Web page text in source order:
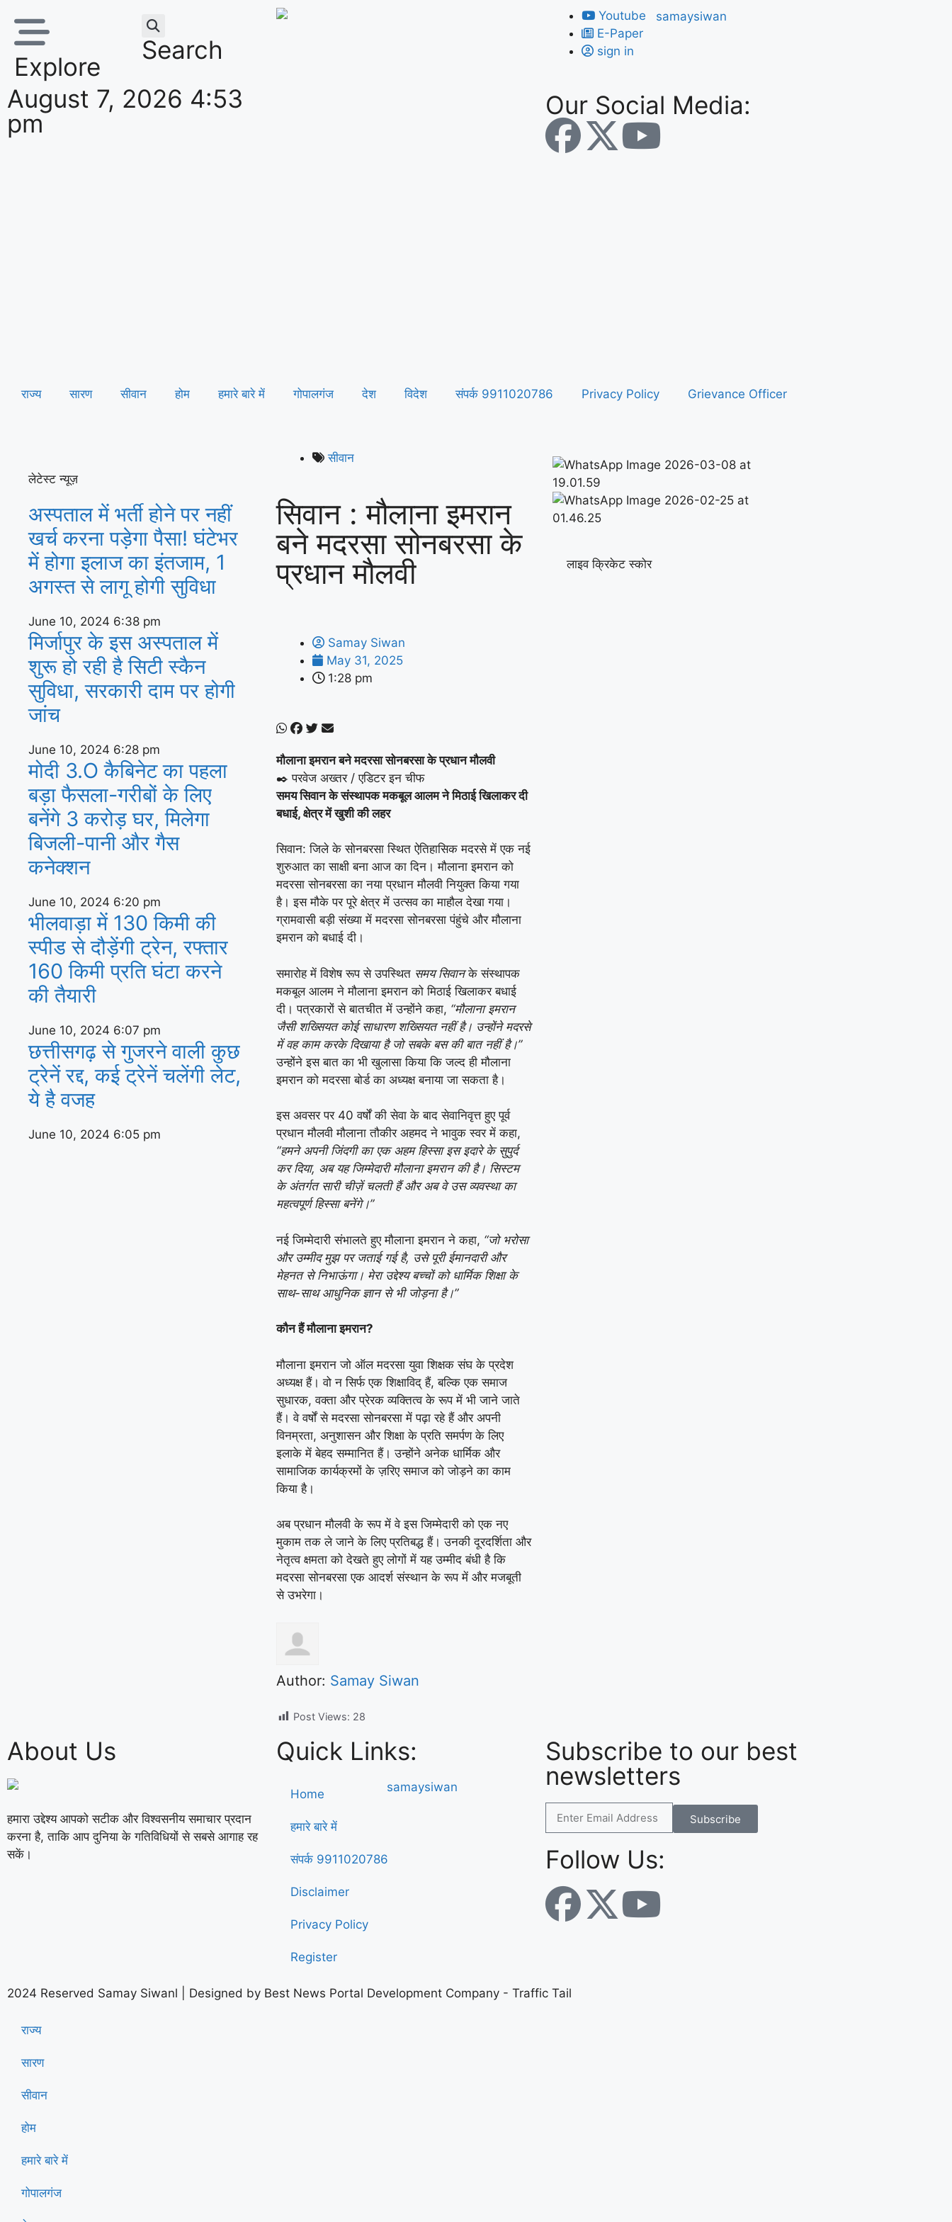
Explore
Search
August 7, 2026 4:53
pm
Youtube
E-Paper
sign in
Our Social Media:
राज्य सारण सीवान होम हमारे बारे में गोपालगंज देश विदेश संपर्क 9911020786 Privacy Policy Grievance Officer
लेटेस्ट न्यूज़
अस्‍पताल में भर्ती होने पर नहीं
खर्च करना पड़ेगा पैसा! घंटेभर
में होगा इलाज का इंतजाम, 1
अगस्‍त से लागू होगी सुविधा
June 10, 2024 6:38 pm
मिर्जापुर के इस अस्पताल में
शुरू हो रही है सिटी स्कैन
सुविधा, सरकारी दाम पर होगी
जांच
June 10, 2024 6:28 pm
मोदी 3.O कैबिनेट का पहला
बड़ा फैसला-गरीबों के ल‍िए
बनेंगे 3 करोड़ घर, म‍िलेगा
बिजली-पानी और गैस
कनेक्‍शन
June 10, 2024 6:20 pm
भीलवाड़ा में 130 किमी की
स्पीड से दौड़ेंगी ट्रेन, रफ्तार
160 किमी प्रति घंटा करने
की तैयारी
June 10, 2024 6:07 pm
छत्तीसगढ़ से गुजरने वाली कुछ
ट्रेनें रद्द, कई ट्रेनें चलेंगी लेट,
ये है वजह
June 10, 2024 6:05 pm
सीवान
सिवान : मौलाना इमरान
बने मदरसा सोनबरसा के
प्रधान मौलवी
Samay Siwan
May 31, 2025
1:28 pm
मौलाना इमरान बने मदरसा सोनबरसा के प्रधान मौलवी
✒️ परवेज अख्तर / एडिटर इन चीफ
समय सिवान के संस्थापक मकबूल आलम ने मिठाई खिलाकर दी
बधाई, क्षेत्र में खुशी की लहर
सिवान: जिले के सोनबरसा स्थित ऐतिहासिक मदरसे में एक नई
शुरुआत का साक्षी बना आज का दिन। मौलाना इमरान को
मदरसा सोनबरसा का नया प्रधान मौलवी नियुक्त किया गया
है। इस मौके पर पूरे क्षेत्र में उत्सव का माहौल देखा गया।
ग्रामवासी बड़ी संख्या में मदरसा सोनबरसा पंहुंचे और मौलाना
इमरान को बधाई दी।
समारोह में विशेष रूप से उपस्थित समय सिवानके संस्थापक
मकबूल आलम ने मौलाना इमरान को मिठाई खिलाकर बधाई
दी। पत्रकारों से बातचीत में उन्होंने कहा, “मौलाना इमरान
जैसी शख्सियत कोई साधारण शख्सियत नहीं है। उन्होंने मदरसे
में वह काम करके दिखाया है जो सबके बस की बात नहीं है।”
उन्होंने इस बात का भी खुलासा किया कि जल्द ही मौलाना
इमरान को मदरसा बोर्ड का अध्यक्ष बनाया जा सकता है।
इस अवसर पर 40 वर्षों की सेवा के बाद सेवानिवृत्त हुए पूर्व
प्रधान मौलवी मौलाना तौकीर अहमद ने भावुक स्वर में कहा,
“हमने अपनी जिंदगी का एक अहम हिस्सा इस इदारे के सुपुर्द
कर दिया, अब यह जिम्मेदारी मौलाना इमरान की है। सिस्टम
के अंतर्गत सारी चीज़ें चलती हैं और अब वे उस व्यवस्था का
महत्वपूर्ण हिस्सा बनेंगे।”
नई जिम्मेदारी संभालते हुए मौलाना इमरान ने कहा, “जो भरोसा
और उम्मीद मुझ पर जताई गई है, उसे पूरी ईमानदारी और
मेहनत से निभाऊंगा। मेरा उद्देश्य बच्चों को धार्मिक शिक्षा के
साथ-साथ आधुनिक ज्ञान से भी जोड़ना है।”
कौन हैं मौलाना इमरान?
मौलाना इमरान जो ऑल मदरसा युवा शिक्षक संघ के प्रदेश
अध्यक्ष हैं। वो न सिर्फ एक शिक्षाविद् हैं, बल्कि एक समाज
सुधारक, वक्ता और प्रेरक व्यक्तित्व के रूप में भी जाने जाते
हैं। वे वर्षों से मदरसा सोनबरसा में पढ़ा रहे हैं और अपनी
विनम्रता, अनुशासन और शिक्षा के प्रति समर्पण के लिए
इलाके में बेहद सम्मानित हैं। उन्होंने अनेक धार्मिक और
सामाजिक कार्यक्रमों के ज़रिए समाज को जोड़ने का काम
किया है।
अब प्रधान मौलवी के रूप में वे इस जिम्मेदारी को एक नए
मुकाम तक ले जाने के लिए प्रतिबद्ध हैं। उनकी दूरदर्शिता और
नेतृत्व क्षमता को देखते हुए लोगों में यह उम्मीद बंधी है कि
मदरसा सोनबरसा एक आदर्श संस्थान के रूप में और मजबूती
से उभरेगा।
Author: Samay Siwan
Post Views: 28
लाइव क्रिकेट स्कोर
About Us
हमारा उद्देश्य आपको सटीक और विश्वसनीय समाचार प्रदान
करना है, ताकि आप दुनिया के गतिविधियों से सबसे आगाह रह
सकें।
Quick Links:
Home
हमारे बारे में
संपर्क 9911020786
Disclaimer
Privacy Policy
Register
Subscribe to our best
newsletters
Subscribe
Follow Us:
2024 Reserved Samay Siwanl | Designed by Best News Portal Development Company - Traffic Tail
राज्य
सारण
सीवान
होम
हमारे बारे में
गोपालगंज